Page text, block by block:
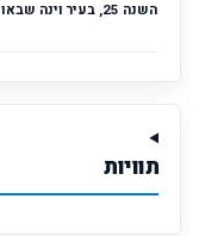
השנה 25, בעיר וינה שבאוסטריה.
תוויות